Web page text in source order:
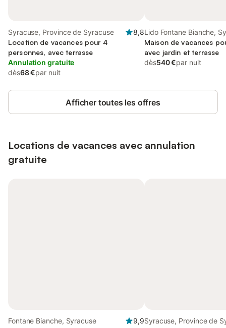
Syracuse, Province de Syracuse
8,8
Location de vacances pour 4
personnes, avec terrasse
Annulation gratuite
dès68 €par nuit
Lido Fontane Bianche,
Maison de vacances
avec jardin et terrasse
dès540 €par nuit
Afficher toutes les offres
Locations de vacances avec annulation
gratuite
Fontane Bianche, Syracuse
9,9Syracuse, Province de